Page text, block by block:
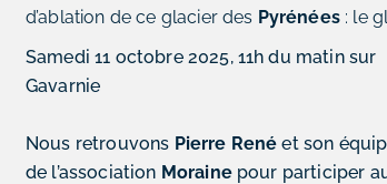
d’ablation de ce glacier des Pyrénées: le
Samedi 11 octobre 2025, 11h du matin sur
Gavarnie
Nous retrouvons Pierre René et son
de l’association Morainepour participer